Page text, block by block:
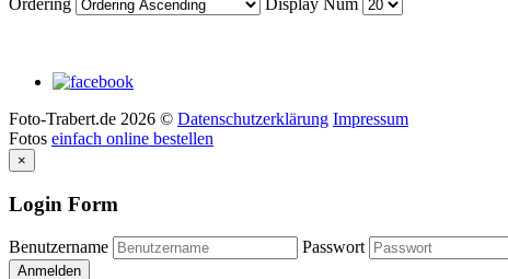
Foto-Trabert.de 2026 © Datenschutzerklärung Impressum
Fotos einfach online bestellen
×
Login Form
Benutzername Passwort
Anmelden